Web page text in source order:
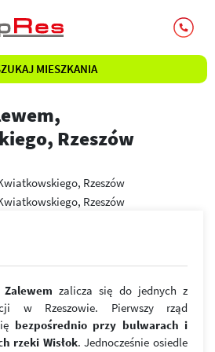
MIESZKANIA
Rzeszów
zalicza się do jednych z
w Rzeszowie. Pierwszy rząd
bezpośrednio przy bulwarach i
rzeki Wisłok. Jednocześnie osiedle